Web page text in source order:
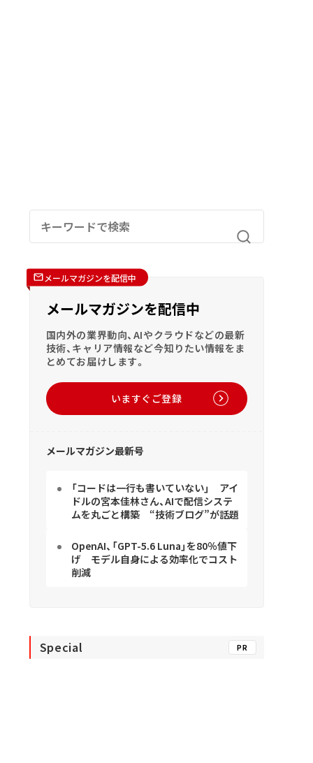
メールマガジンを配信中
メールマガジンを配信中
国内外の業界動向、AIやクラウドなどの最新
技術、キャリア情報など今知りたい情報をま
とめてお届けします。
いますぐご登録
メールマガジン最新号
「コードは一行も書いていない」 アイ
ドルの宮本佳林さん、AIで配信システ
ムを丸ごと構築 “技術ブログ”が話題
OpenAI、「GPT-5.6 Luna」を80％値下
げ モデル自身による効率化でコスト
削減
Special PR